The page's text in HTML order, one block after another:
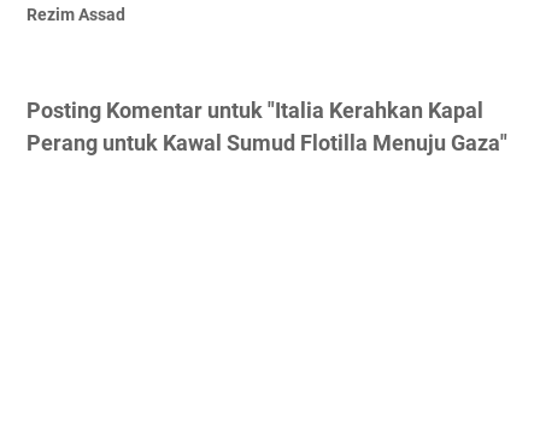
Rezim Assad
Posting Komentar untuk "Italia Kerahkan Kapal
Perang untuk Kawal Sumud Flotilla Menuju Gaza"